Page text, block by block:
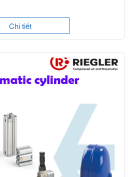
Chi tiết